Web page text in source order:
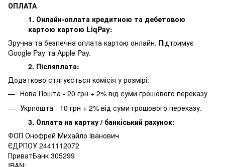
ОПЛАТА
1. Онлайн-оплата кредитною та дебетовою
картою картою LiqPay:
Зручна та безпечна оплата картою онлайн. Підтримує
Google Pay та Apple Pay.
2. Післяплата:
Додатково стягуєсться комісія у розмірі:
Нова Пошта - 20 грн + 2% від суми грошового переказу
Укрпошта - 10 грн + 2% від суми грошового переказу.
3. Оплата на картку / банкіський рахунок:
ФОП Онофрей Михайло Іванович
ЄДРПОУ 2441112072
ПриватБанк 305299